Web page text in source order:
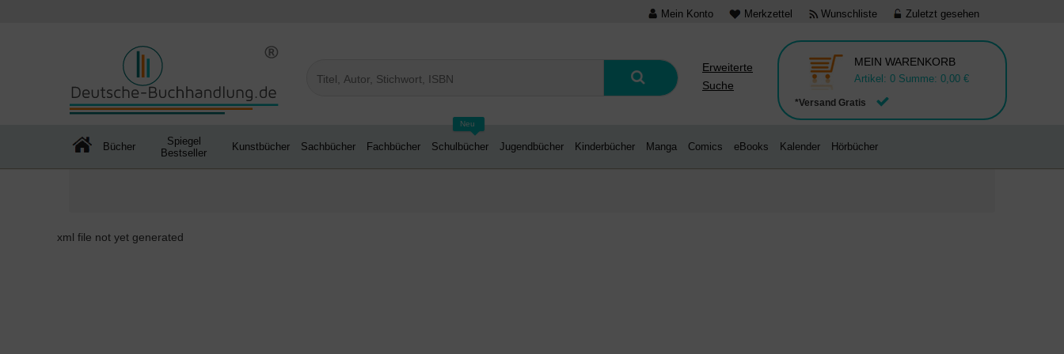
Mein Konto Merkzettel Wunschliste Zuletzt gesehen
Erweiterte
Suche
*Versand Gratis
MEIN WARENKORB
Artikel: 0 Summe: 0,00 €
Bücher
Spiegel
Bestseller
Kunstbücher Sachbücher Fachbücher
Neu
Schulbücher Jugendbücher Kinderbücher Manga Comics eBooks Kalender Hörbücher
xml file not yet generated